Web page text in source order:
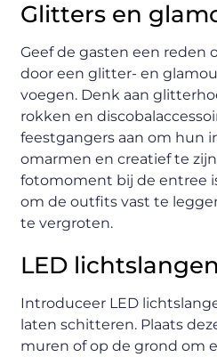
Glitters en
Geef de gasten een reden
door een glitter- en
voegen. Denk aan
rokken en
feestgangers aan om hun
omarmen en creatief te
fotomoment bij de entree
om de outfits vast te
te vergroten.
LED lichtslangen
Introduceer LED
laten schitteren. Plaats
muren of op de grond om